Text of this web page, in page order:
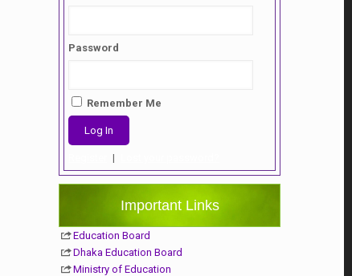
Password
Remember Me
|
Important Links
Education Board
Dhaka Education Board
Ministry of Education